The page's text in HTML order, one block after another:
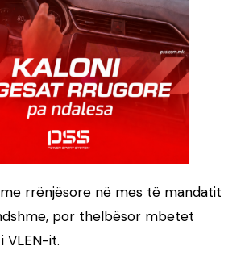
rrënjësore në mes të mandatit
por thelbësor mbetet
VLEN-it.